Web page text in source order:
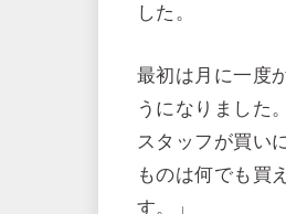
した。
最初は月に一度
うになりました
スタッフが買い
ものは何でも買
す。」